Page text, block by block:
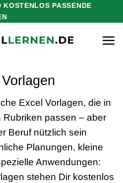
PASSENDE
Excel Vorlagen, die in
Rubriken passen – aber
Beruf nützlich sein
Planungen, kleine
Anwendungen:
stehen Dir kostenlos